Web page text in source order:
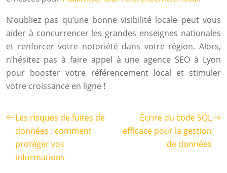
N’oubliez pas qu’une bonne visibilité locale peut vous
aider à concurrencer les grandes enseignes nationales
et renforcer votre notoriété dans votre région. Alors,
n’hésitez pas à faire appel à une agence SEO à Lyon
pour booster votre référencement local et stimuler
votre croissance en ligne !
Les risques de fuites de
données : comment
protéger vos
informations
Écrire du code SQL
efficace pour la gestion
de données